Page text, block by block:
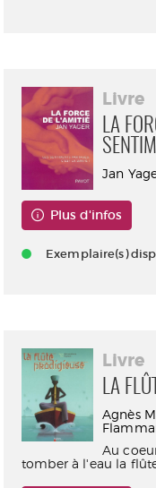
Livre
LA
Jan
Plus d'infos
Exemplaire(s)
Livre
LA
Agnès
Au
tomber à l'eau la